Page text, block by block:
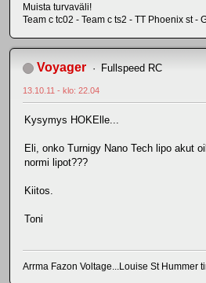
Muista turvaväli!
Team c tc02 - Team c ts2 - TT Phoenix st -
Voyager Fullspeed RC
13.10.11 - klo: 22.04
Kysymys HOKElle...
Eli, onko Turnigy Nano Tech lipo akut
normi lipot???
Kiitos.
Toni
Arrma Fazon Voltage...Louise St Hummer